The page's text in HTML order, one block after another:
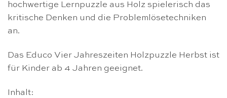
hochwertige Lernpuzzle aus Holz spielerisch das
kritische Denken und die Problemlösetechniken
an.
Das Educo Vier Jahreszeiten Holzpuzzle Herbst ist
für Kinder ab 4 Jahren geeignet.
Inhalt: